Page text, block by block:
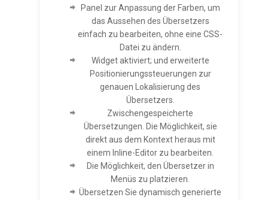
Panel zur Anpassung der Farben, um
das Aussehen des Übersetzers
einfach zu bearbeiten, ohne eine CSS-
Datei zu ändern.
Widget aktiviert; und erweiterte
Positionierungssteuerungen zur
genauen Lokalisierung des
Übersetzers.
Zwischengespeicherte
Übersetzungen. Die Möglichkeit, sie
direkt aus dem Kontext heraus mit
einem Inline-Editor zu bearbeiten.
Die Möglichkeit, den Übersetzer in
Menüs zu platzieren.
Übersetzen Sie dynamisch generierte